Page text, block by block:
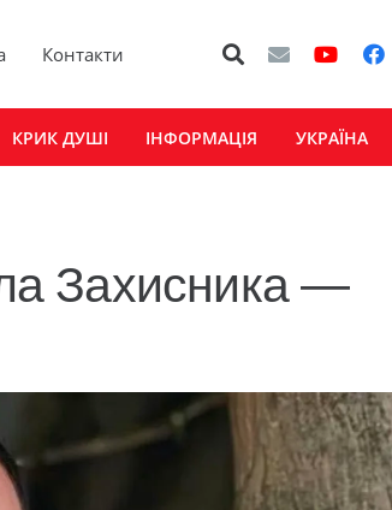
Контакти
КРИК ДУШІ ІНФОРМАЦІЯ УКРАЇНА
Захисника —